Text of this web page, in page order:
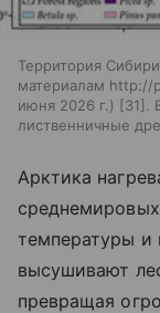
Территория
материалам http://
июня 2026 г.) [31].
лиственничные
Арктика
температуры и
высушивают
превращая